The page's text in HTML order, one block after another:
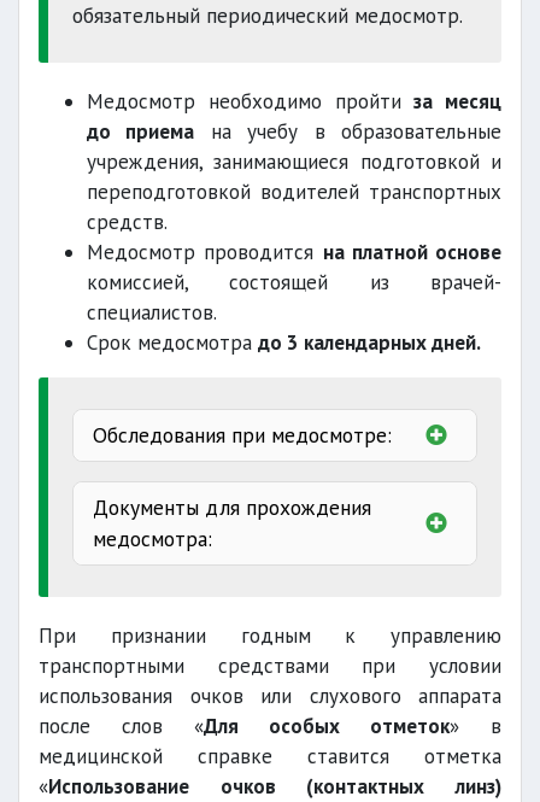
обязательный периодический медосмотр.
Медосмотр необходимо пройтиза месяц
до приема на учебу в образовательные
учреждения, занимающиеся подготовкой и
переподготовкой водителей транспортных
средств.
Медосмотр проводится на платной основе
комиссией, состоящей из врачей-
специалистов.
Срок медосмотра до 3 календарных дней.
Обследования при медосмотре:
флюорографическое обследование;
RW кровь (анализ на сифилис);
нарколог;
психиатр;
кардиолог;
травматолог-ортопед;
Документы для прохождения
медосмотра:
При признании годным к управлению
транспортными средствами при условии
использования очков или слухового аппарата
после слов «Для особых отметок» в
медицинской справке ставится отметка
«Использование очков (контактных линз)